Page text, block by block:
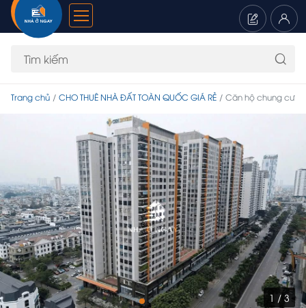
Trang chủ CHO THUÊ NHÀ ĐẤT TOÀN QUỐC GIÁ RẺ Căn hộ chung cư
1 / 3